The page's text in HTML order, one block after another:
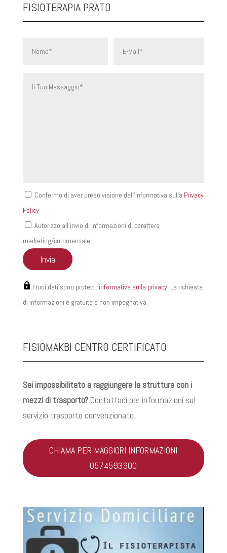
FISIOTERAPIA PRATO
Confermo di aver preso visione dell'informativa sulla Privacy
Policy
Autorizzo all'invio di informazioni di carattere
marketing/commerciale
I tuoi dati sono protetti: informativa sulla privacy. La richiesta
di informazioni è gratuita e non impegnativa.
FISIOMAKBI CENTRO CERTIFICATO
Sei impossibilitato a raggiungere la struttura con i
mezzi di trasporto?Contattaci per informazioni sul
servizio trasporto convenzionato.
CHIAMA PER MAGGIORI INFORMAZIONI
0574593900